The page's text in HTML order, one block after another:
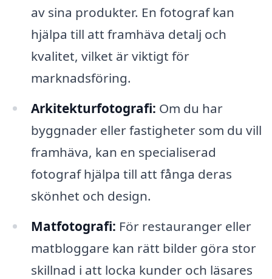
av sina produkter. En fotograf kan
hjälpa till att framhäva detalj och
kvalitet, vilket är viktigt för
marknadsföring.
Arkitekturfotografi: Om du har
byggnader eller fastigheter som du vill
framhäva, kan en specialiserad
fotograf hjälpa till att fånga deras
skönhet och design.
Matfotografi: För restauranger eller
matbloggare kan rätt bilder göra stor
skillnad i att locka kunder och läsares